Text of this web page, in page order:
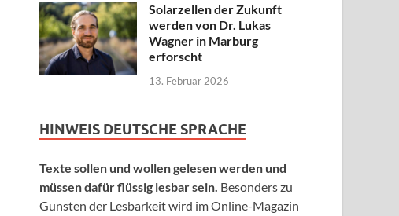
Solarzellen der Zukunft
werden von Dr. Lukas
Wagner in Marburg
erforscht
13. Februar 2026
HINWEIS DEUTSCHE SPRACHE
Texte sollen und wollen gelesen werden und
müssen dafür flüssig lesbar sein. Besonders zu
Gunsten der Lesbarkeit wird im Online-Magazin